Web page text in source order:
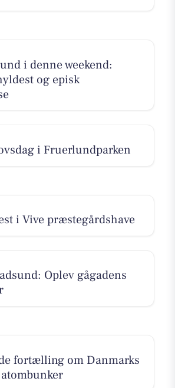
i denne weekend:
og episk
i Fruerlundparken
i Vive præstegårdshave
Oplev gågadens
fortælling om Danmarks